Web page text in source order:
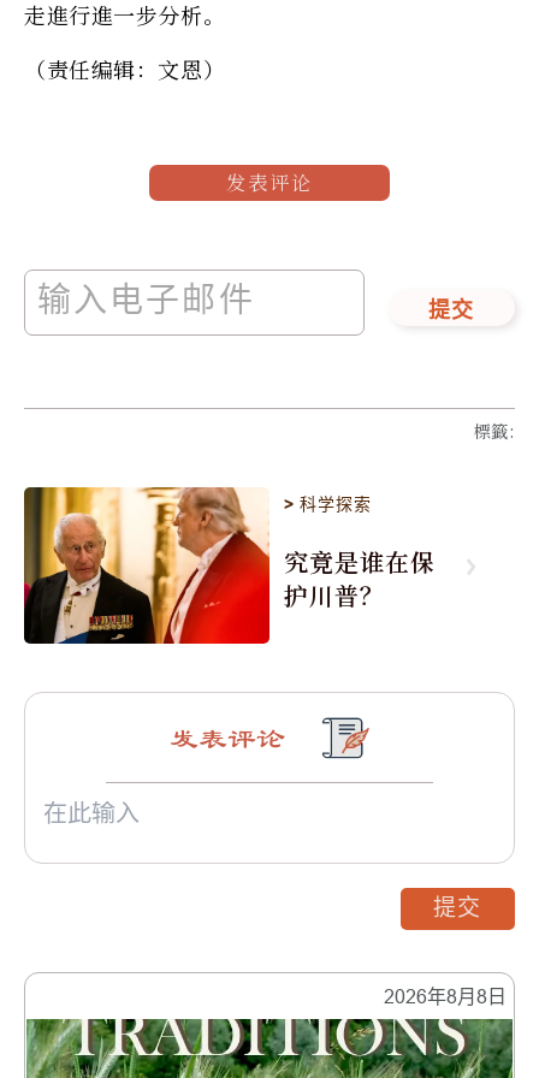
走進行進一步分析。
（责任编辑：文恩）
发表评论
提交
標籤:
>科学探索
究竟是谁在保
护川普？
2026年8月8日
发表评论
提交